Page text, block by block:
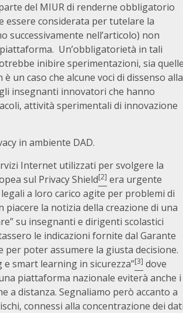
del MIUR di renderne obbligatorio
essere considerata per tutelare la
successivamente nell’articolo) non
Un’obbligatorietà in tali
inibire sperimentazioni, sia
un caso che alcune voci di dissenso alla
insegnanti innovatori che hanno
attività sperimentali di innovazione
in ambiente DAD.
Internet utilizzati per svolgere la
sul Privacy Shield[2] era urgente
a loro carico agite per problemi di
la notizia della creazione di una
su insegnanti e dirigenti scolastici
le indicazioni fornite dal Garante
poter assumere la giusta decisione.
e smart learning in sicurezza”[3] dove
piattaforma nazionale eviterà anche i
a distanza. Segnaliamo però accanto a
connessi alla concentrazione dei